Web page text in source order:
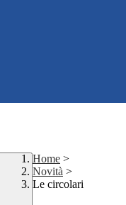
Home >
Novità >
Le circolari